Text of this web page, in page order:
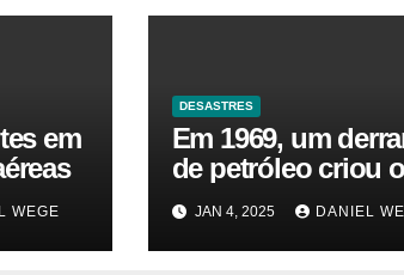
em
WEGE
DESASTRES
Em 1969, um
de petróleo criou o
da Terra. Agora,
gasoduto pode
| Sustentabilidade
JAN 4, 2025 DANIEL